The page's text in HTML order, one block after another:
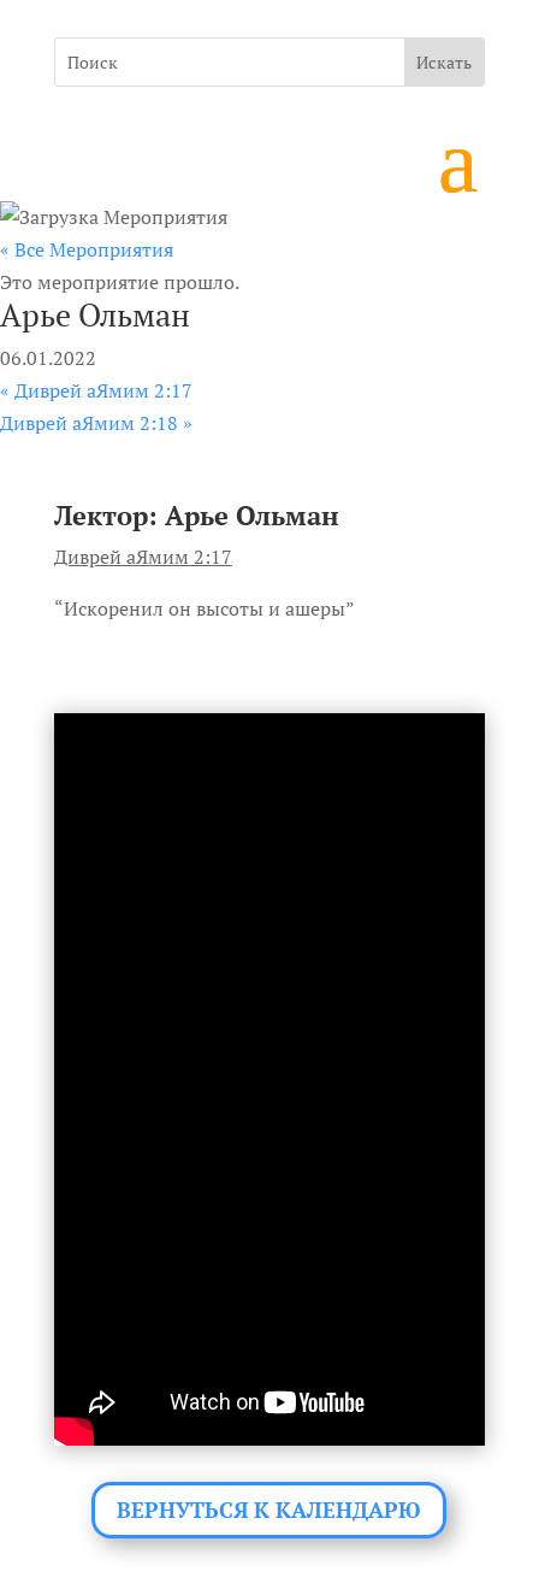
« Все Мероприятия
Это мероприятие прошло.
Арье Ольман
06.01.2022
« Диврей аЯмим 2:17
Диврей аЯмим 2:18 »
Лектор: Арье Ольман
Диврей аЯмим 2:17
“Искоренил он высоты и ашеры”
ВЕРНУТЬСЯ К КАЛЕНДАРЮ